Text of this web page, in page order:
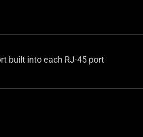
built into each RJ-45 port